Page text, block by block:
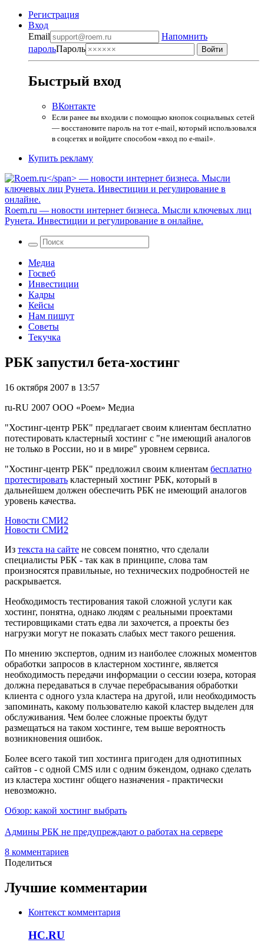
Регистрация
Вход
Email
Напомнить
парольПароль
Быстрый вход
ВКонтакте
Если ранее вы входили с помощью кнопок социальных сетей
— восстановите пароль на тот e-mail, который использовался
в соцсетях и войдите способом «вход по e-mail».
Купить рекламу
Roem.ru — новости интернет бизнеса. Мысли ключевых лиц
Рунета. Инвестиции и регулирование в онлайне.
Медиа
Госвеб
Инвестиции
Кадры
Кейсы
Нам пишут
Советы
Текучка
РБК запустил бета-хостинг
16 октября 2007 в 13:57
ru-RU 2007 ООО «Роем» Медиа
"Хостинг-центр РБК" предлагает своим клиентам бесплатно
потестировать кластерный хостинг с "не имеющий аналогов
не только в России, но и в мире" уровнем сервиса.
"Хостинг-центр РБК" предложил своим клиентам бесплатно
протестировать кластерный хостинг РБК, который в
дальнейшем должен обеспечить РБК не имеющий аналогов
уровень качества.
Новости СМИ2
Новости СМИ2
Из текста на сайте не совсем понятно, что сделали
специалисты РБК - так как в принципе, слова там
произносятся правильные, но технических подробностей не
раскрывается.
Необходимость тестирования такой сложной услуги как
хостинг, понятна, однако людям с реальными проектами
тестировщиками стать едва ли захочется, а проекты без
нагрузки могут не показать слабых мест такого решения.
По мнению экспертов, одним из наиболее сложных моментов
обработки запросов в кластерном хостинге, является
необходимость передачи информации о сессии юзера, которая
должна передаваться в случае перебрасывания обработки
клиента с одного узла кластера на другой, или необходимость
запоминать, какому пользователю какой кластер выделен для
обслуживания. Чем более сложные проекты будут
размещаться на таком хостинге, тем выше вероятность
возникновения ошибок.
Более всего такой тип хостинга пригоден для однотипных
сайтов - с одной CMS или с одним бэкендом, однако сделать
из кластера хостинг общего назначения - практически
невозможно.
Обзор: какой хостинг выбрать
Админы РБК не предупреждают о работах на сервере
8 комментариев
Поделиться
Лучшие комментарии
Контекст комментария
HC.RU